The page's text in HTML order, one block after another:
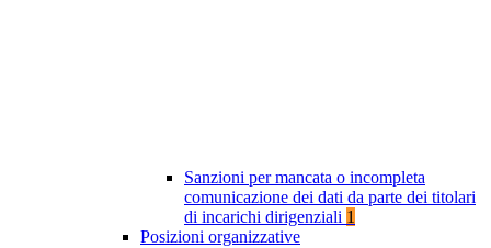
Sanzioni per mancata o incompleta
comunicazione dei dati da parte dei titolari
di incarichi dirigenziali 1
Posizioni organizzative